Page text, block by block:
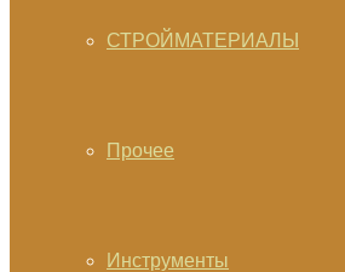
СТРОЙМАТЕРИАЛЫ
Прочее
Инструменты